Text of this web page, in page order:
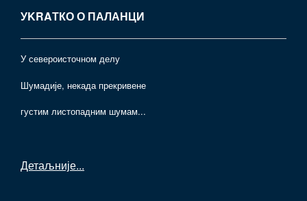
УKRAТКО О ПАЛАНЦИ
У североисточном делу
Шумадије, некада прекривене
густим листопадним шумам...
Детаљније...